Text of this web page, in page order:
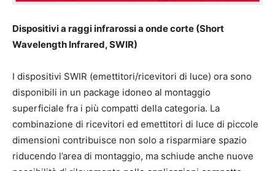
Dispositivi a raggi infrarossi a onde corte (Short
Wavelength Infrared, SWIR)
I dispositivi SWIR (emettitori/ricevitori di luce) ora sono
disponibili in un package idoneo al montaggio
superficiale fra i più compatti della categoria. La
combinazione di ricevitori ed emettitori di luce di piccole
dimensioni contribuisce non solo a risparmiare spazio
riducendo l’area di montaggio, ma schiude anche nuove